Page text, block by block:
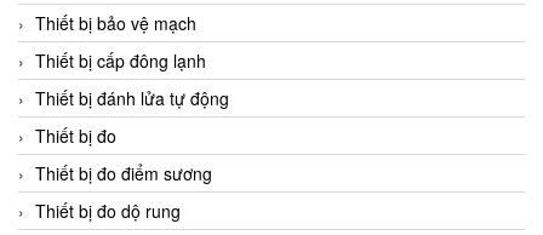
Thiết bị bảo vệ mạch
Thiết bị cấp đông lạnh
Thiết bị đánh lửa tự động
Thiết bị đo
Thiết bị đo điểm sương
Thiết bị đo dộ rung